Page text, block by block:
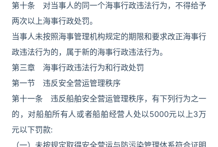
第十条 对当事人的同一个海事行政违法行为，不得给予
两次以上海事行政处罚。
当事人未按照海事管理机构规定的期限和要求改正海事行
政违法行为的，属于新的海事行政违法行为。
第三章 海事行政违法行为和行政处罚
第一节 违反安全营运管理秩序
第十一条 违反船舶安全营运管理秩序，有下列行为之一
的，对船舶所有人或者船舶经营人处以5000元以上3万
元以下罚款:
（一）未按规定取得安全营运与防污染管理体系符合证明